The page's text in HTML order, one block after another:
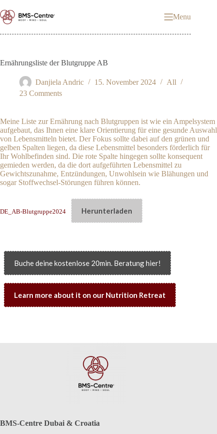
to
content
Menu
Ernährungsliste der Blutgruppe AB
Danjiela Andric 15. November 2024
All
23 Comments
Meine Liste zur Ernährung nach Blutgruppen ist wie ein Ampelsystem
aufgebaut, das Ihnen eine klare Orientierung für eine gesunde Auswahl
von Lebensmitteln bietet. Der Fokus sollte dabei auf den grünen und
gelben Spalten liegen, da diese Lebensmittel besonders förderlich für
Ihr Wohlbefinden sind. Die rote Spalte hingegen sollte konsequent
gemieden werden, da die dort aufgeführten Lebensmittel zu
Gewichtszunahme, Entzündungen, Unwohlsein wie Blähungen und
sogar Stoffwechsel-Störungen führen können.
DE_AB-Blutgruppe2024 Herunterladen
Buche deine kostenlose 20min. Beratung hier!
Learn more about it on our Nutrition Retreat
BMS-Centre Dubai & Croatia